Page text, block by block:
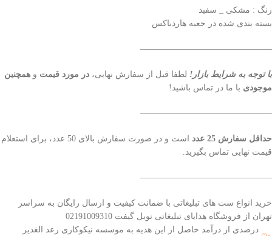
رنگ : مشکی _ سفید
بسته بندی شده در جعبه هاردباکس
———————————————–
با توجه به شرایط بازار! لطفا قبل از سفارش نهایی، در مورد قیمت و همچنین
موجودی با ما در تماس باشید!
———————————————–
حداقل سفارش 25 عدد
است و در صورت سفارش بالای 50 عدد، برای استعلام
قیمت نهایی تماس بگیرید.
———————————————–
خرید انواع ست های تبلیغاتی با ضمانت کیفیت و ارسال رایگان به سراسر
تهران از فروشگاه هدایای تبلیغاتی نوبل گیفت 02191009310
درصدی از درآمد حاصل از این هدیه به موسسه نیکوکاری رعد الغدیر